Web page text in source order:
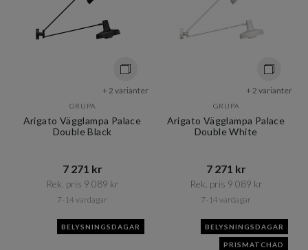
+ 2 varianter
GRUPA
Arigato Vägglampa Palace
Double Black
7 271 kr​​
Rek. pris 9 089 kr​​
7-14 vardagar
+ 2 varianter
GRUPA
Arigato Vägglampa Palace
Double White
7 271 kr​​
Rek. pris 9 089 kr​​
7-14 vardagar
BELYSNINGSDAGAR BELYSNINGSDAGAR
PRISMATCHAD